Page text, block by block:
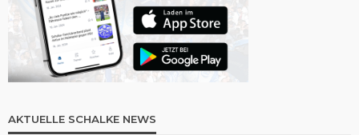
AKTUELLE SCHALKE NEWS